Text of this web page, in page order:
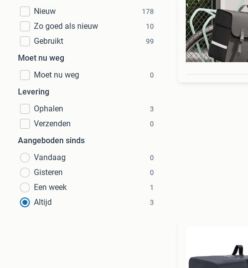
Nieuw
178
Zo goed als nieuw 10
Gebruikt 99
Moet nu weg
Moet nu weg
0
Levering
Ophalen
3
Verzenden 0
Aangeboden sinds
Vandaag
0
Gisteren 0
Een week 1
Altijd 3